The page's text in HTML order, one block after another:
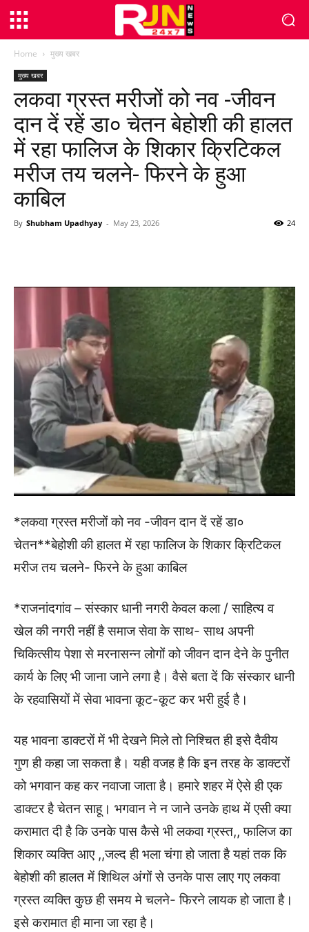
Home मुख्य खबर
मुख्य खबर
लकवा ग्रस्त मरीजों को नव -जीवन
दान दें रहें डा० चेतन बेहोशी की हालत
में रहा फालिज के शिकार क्रिटिकल
मरीज तय चलने- फिरने के हुआ
काबिल
By Shubham Upadhyay - May 23, 2026 24
*लकवा ग्रस्त मरीजों को नव -जीवन दान दें रहें डा०
चेतन**बेहोशी की हालत में रहा फालिज के शिकार क्रिटिकल
मरीज तय चलने- फिरने के हुआ काबिल
*राजनांदगांव – संस्कार धानी नगरी केवल कला / साहित्य व
खेल की नगरी नहीं है समाज सेवा के साथ- साथ अपनी
चिकित्सीय पेशा से मरनासन्न लोगों को जीवन दान देने के पुनीत
कार्य के लिए भी जाना जाने लगा है। वैसे बता दें कि संस्कार धानी
के रहवासियों में सेवा भावना कूट-कूट कर भरी हुई है।
यह भावना डाक्टरों में भी देखने मिले तो निश्चित ही इसे दैवीय
गुण ही कहा जा सकता है। यही वजह है कि इन तरह के डाक्टरों
को भगवान कह कर नवाजा जाता है। हमारे शहर में ऐसे ही एक
डाक्टर है चेतन साहू। भगवान ने न जाने उनके हाथ में एसी क्या
करामात दी है कि उनके पास कैसे भी लकवा ग्रस्त,, फालिज का
शिकार व्यक्ति आए ,,जल्द ही भला चंगा हो जाता है‌ यहां तक कि
बेहोशी की हालत में शिथिल अंगों से उनके पास लाए गए लकवा
ग्रस्त व्यक्ति कुछ ही समय मे चलने- फिरने लायक हो जाता है।
इसे करामात ही माना जा रहा है।‌